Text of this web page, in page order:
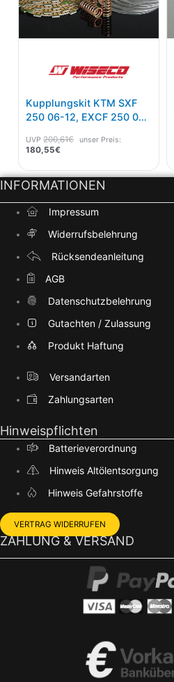
Kupplungskit KTM SXF
250 06-12, EXCF 250 07-
UVP 200,61€ unser Preis:
180,55€
INFORMATIONEN
Impressum
Widerrufsbelehrung
Rücksendeanleitung
AGB
Datenschutzbelehrung
Gutachten / Zulassung
Produkt Haftung
Versandarten
Zahlungsarten
Hinweispflichten
Batterieverordnung
Hinweis Altölentsorgung
Hinweis Gefahrstoffe
VERTRAG WIDERRUFEN
ZAHLUNG & VERSAND